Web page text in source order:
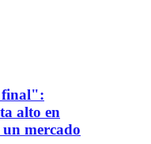
final":
alto en
mercado